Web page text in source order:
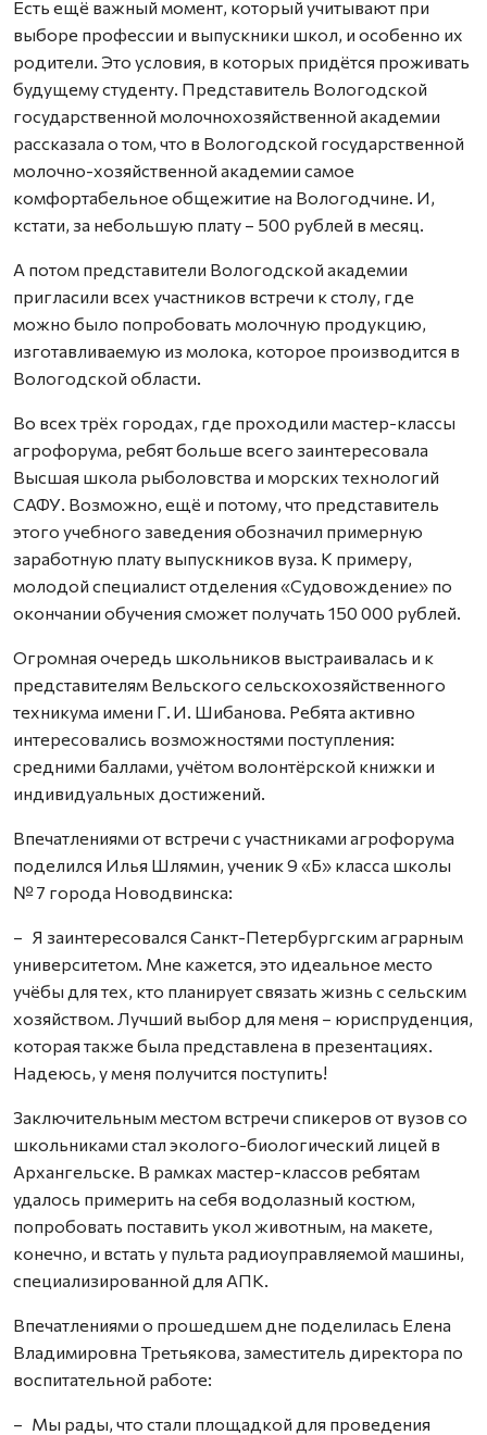
Есть ещё важный момент, который учитывают при
выборе профессии и выпускники школ, и особенно их
родители. Это условия, в которых придётся проживать
будущему студенту. Представитель Вологодской
государственной молочнохозяйственной академии
рассказала о том, что в Вологодской государственной
молочно-хозяйственной академии самое
комфортабельное общежитие на Вологодчине. И,
кстати, за небольшую плату – 500 рублей в месяц.
А потом представители Вологодской академии
пригласили всех участников встречи к столу, где
можно было попробовать молочную продукцию,
изготавливаемую из молока, которое производится в
Вологодской области.
Во всех трёх городах, где проходили мастер-классы
агрофорума, ребят больше всего заинтересовала
Высшая школа рыболовства и морских технологий
САФУ. Возможно, ещё и потому, что представитель
этого учебного заведения обозначил примерную
заработную плату выпускников вуза. К примеру,
молодой специалист отделения «Судовождение» по
окончании обучения сможет получать 150 000 рублей.
Огромная очередь школьников выстраивалась и к
представителям Вельского сельскохозяйственного
техникума имени Г. И. Шибанова. Ребята активно
интересовались возможностями поступления:
средними баллами, учётом волонтёрской книжки и
индивидуальных достижений.
Впечатлениями от встречи с участниками агрофорума
поделился Илья Шлямин, ученик 9 «Б» класса школы
№ 7 города Новодвинска:
– Я заинтересовался Санкт-Петербургским аграрным
университетом. Мне кажется, это идеальное место
учёбы для тех, кто планирует связать жизнь с сельским
хозяйством. Лучший выбор для меня – юриспруденция,
которая также была представлена в презентациях.
Надеюсь, у меня получится поступить!
Заключительным местом встречи спикеров от вузов со
школьниками стал эколого-биологический лицей в
Архангельске. В рамках мастер-классов ребятам
удалось примерить на себя водолазный костюм,
попробовать поставить укол животным, на макете,
конечно, и встать у пульта радиоуправляемой машины,
специализированной для АПК.
Впечатлениями о прошедшем дне поделилась Елена
Владимировна Третьякова, заместитель директора по
воспитательной работе:
– Мы рады, что стали площадкой для проведения